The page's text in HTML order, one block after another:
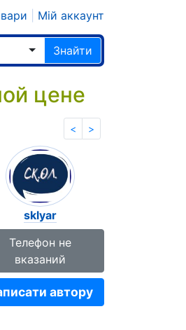
Мій аккаунт
Знайти
цене
< >
sklyar
Телефон не
вказаний
автору